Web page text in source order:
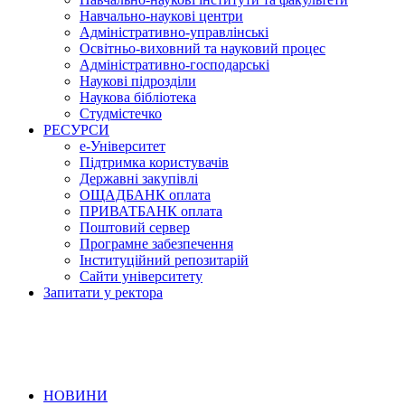
Навчально-наукові центри
Адміністративно-управлінські
Освітньо-виховний та науковий процес
Адміністративно-господарські
Наукові підрозділи
Наукова бібліотека
Студмістечко
РЕСУРСИ
е-Університет
Підтримка користувачів
Державні закупівлі
ОЩАДБАНК оплата
ПРИВАТБАНК оплата
Поштовий сервер
Програмне забезпечення
Інституційний репозитарій
Сайти університету
Запитати у ректора
НОВИНИ